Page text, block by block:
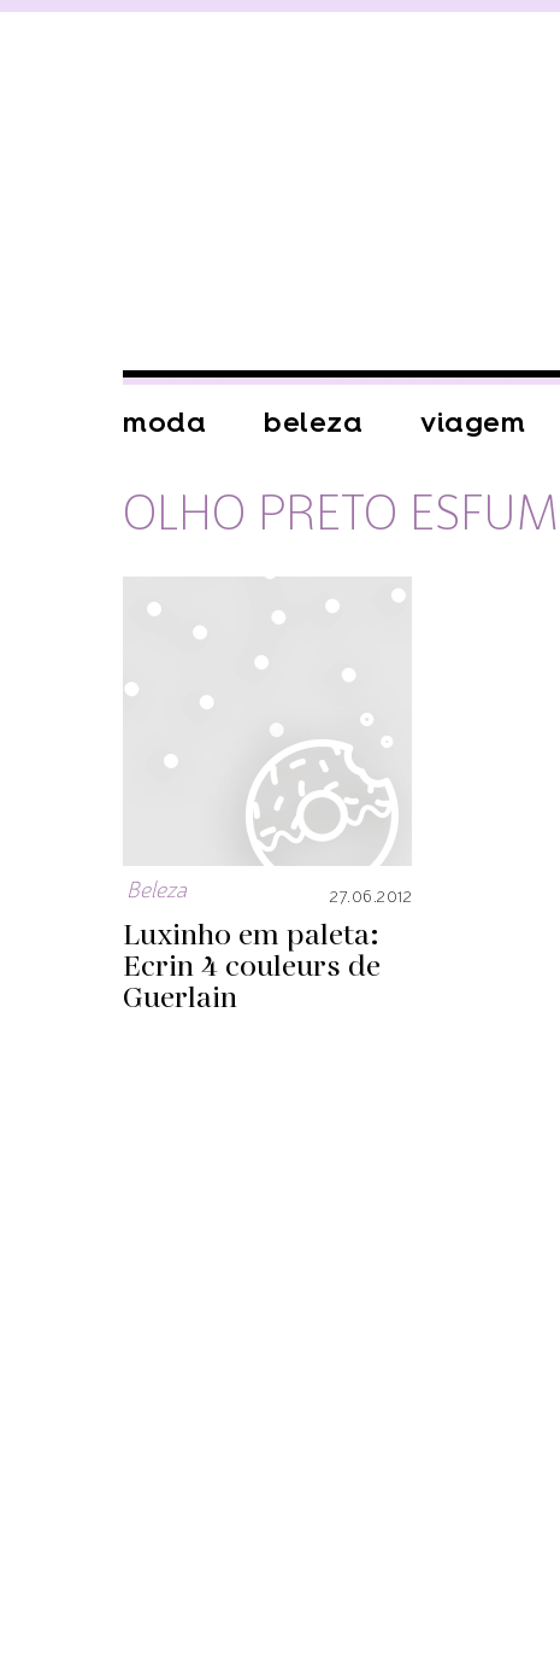
moda beleza viagem
OLHO PRETO
Beleza 27.06.2012
Luxinho em paleta:
Ecrin 4 couleurs de
Guerlain